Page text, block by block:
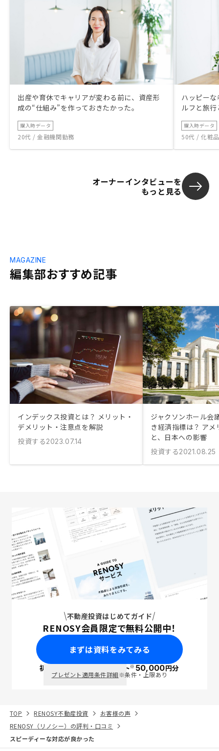
出産や育休でキャリアが変わる前に、資産形
成の“仕組み”を作っておきたかった。
購入時データ
20代 / 金融機関勤務
ハッピー
ルフと旅
購入時データ
50代 / 化粧
オーナーインタビューを
もっと見る
編集部おすすめ記事
MAGAZINE
インデックス投資とは？ メリット・
デメリット・注意点を解説
投資する2023.07.14
ジャクソンホール会
き経済指標は？ ア
と、日本への影響
投資する2021.08.25
不動産投資はじめてガイド
RENOSY会員限定で無料公開中！
まずは資料をみてみる
初回面談で ポイント※50,000円分
プレゼント適用条件詳細※条件・上限あり
TOP RENOSY不動産投資
お客様の声
RENOSY（リノシー）の評判・口コミ
スピーディーな対応が良かった